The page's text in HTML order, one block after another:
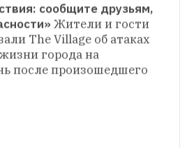
сообщите друзьям,
Жители и гости
The Village об атаках
города на
после произошедшего